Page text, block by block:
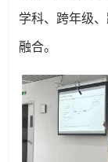
学科、跨年级
融合。